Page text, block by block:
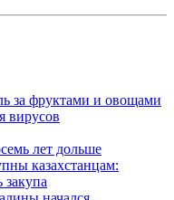
за фруктами и овощами
вирусов
лет дольше
казахстанцам: